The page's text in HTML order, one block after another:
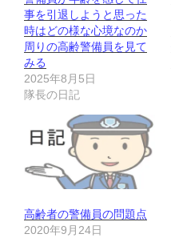
事を引退しようと思った
時はどの様な心境なのか
周りの高齢警備員を見て
みる
2025年8月5日
隊長の日記
高齢者の警備員の問題点
2020年9月24日